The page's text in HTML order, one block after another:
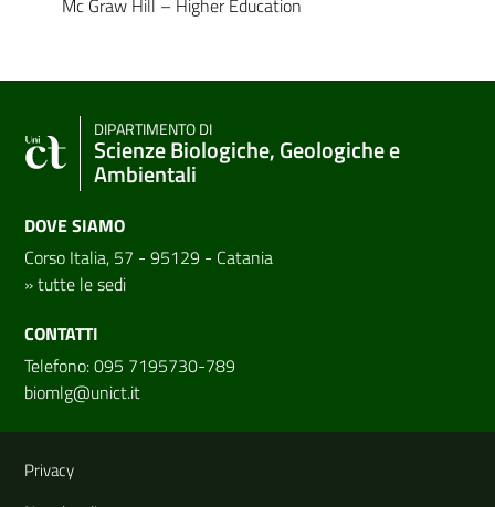
Mc Graw Hill – Higher Education
DIPARTIMENTO DI
Scienze Biologiche, Geologiche e
Ambientali
DOVE SIAMO
Corso Italia, 57 - 95129 - Catania
»tutte le sedi
CONTATTI
Telefono: 095 7195730-789
biomlg@unict.it
Link e informazioni utili
Privacy